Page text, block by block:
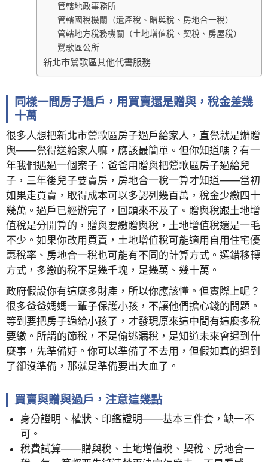
管轄地政事務所
管轄國稅機關（遺產稅、贈與稅、房地合一稅）
管轄地方稅務機關（土地增值稅、契稅、房屋稅）
鶯歌區公所
新北市鶯歌區其他代書服務
同樣一間房子過戶，用買賣還是贈與，稅金差幾
十萬
很多人想把新北市鶯歌區房子過戶給家人，直覺就是辦贈
與——覺得送給家人嘛，應該最簡單。但你知道嗎？有一
年我們遇過一個案子：爸爸用贈與把鶯歌區房子過給兒
子，三年後兒子要賣房，房地合一稅一算才知道——當初
如果走買賣，取得成本可以多認列幾百萬，稅金少繳四十
幾萬。過戶已經辦完了，回頭來不及了。贈與稅跟土地增
值稅是分開算的，贈與要繳贈與稅，土地增值稅還是一毛
不少。如果你改用買賣，土地增值稅可能適用自用住宅優
惠稅率、房地合一稅也可能有不同的計算方式。選錯移轉
方式，多繳的稅不是幾千塊，是幾萬、幾十萬。
政府假設你有這麼多財產，所以你應該懂。但實際上呢？
很多爸爸媽媽一輩子保護小孩，不讓他們擔心錢的問題。
等到要把房子過給小孩了，才發現原來這中間有這麼多稅
要繳。所謂的節稅，不是偷逃漏稅，是知道未來會遇到什
麼事，先準備好。你可以準備了不去用，但假如真的遇到
了卻沒準備，那就是準備要出大血了。
買賣與贈與過戶，注意這幾點
身分證明、權狀、印鑑證明——基本三件套，缺一不
可。
稅費試算——贈與稅、土地增值稅、契稅、房地合一